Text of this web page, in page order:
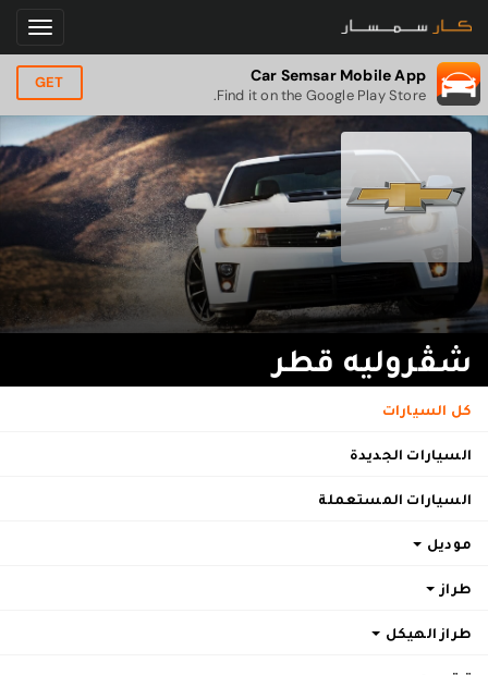
Car Semsar Mobile App
Find it on the Google Play Store.
GET
شڤروليه قطر
كل السيارات
السيارات الجديدة
السيارات المستعملة
موديل
طراز
طراز الهيكل